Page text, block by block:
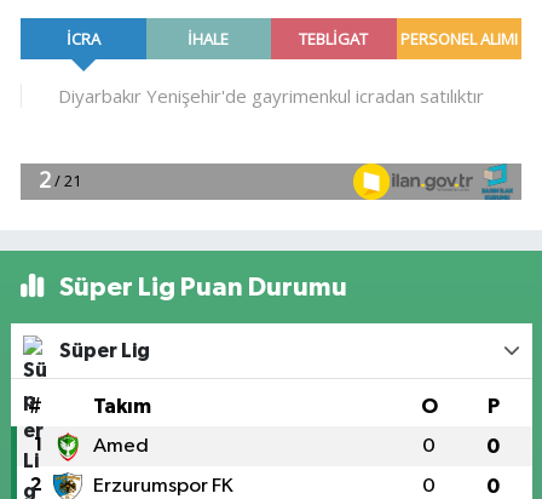
Süper Lig Puan Durumu
Süper Lig
# Takım O P
1 Amed 0 0
2 Erzurumspor FK 0 0